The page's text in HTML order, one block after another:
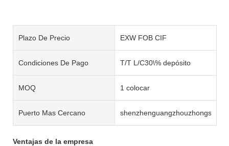
Plazo De Precio EXW FOB CIF
Condiciones De Pago T/T L/C30\% depósito
MOQ 1 colocar
Puerto Mas Cercano shenzhenguangzhouzhongshan
Ventajas de la empresa